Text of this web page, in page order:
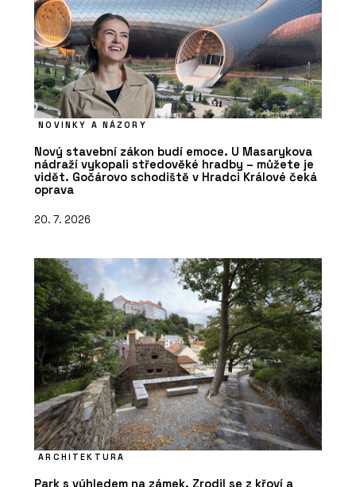
NOVINKY A NÁZORY
Nový stavební zákon budí emoce. U Masarykova
nádraží vykopali středověké hradby – můžete je
vidět. Gočárovo schodiště v Hradci Králové čeká
oprava
20. 7. 2026
ARCHITEKTURA
Park s výhledem na zámek. Zrodil se z křoví a